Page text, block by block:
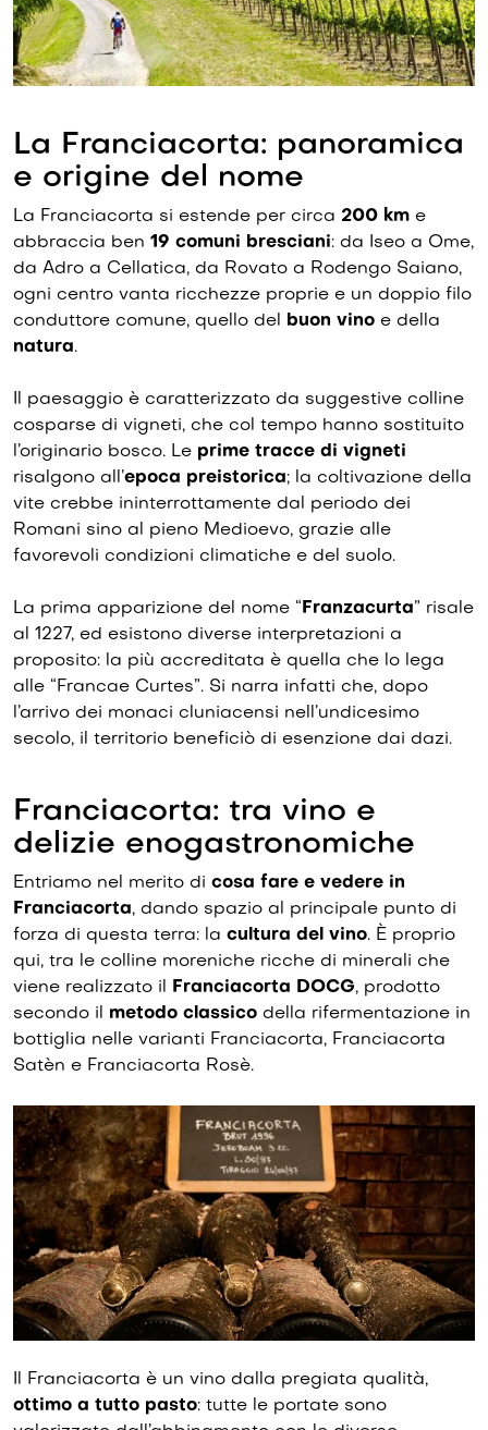
La Franciacorta: panoramica
e origine del nome
La Franciacorta si estende per circa 200 km e
abbraccia ben 19 comuni bresciani: da Iseo a Ome,
da Adro a Cellatica, da Rovato a Rodengo Saiano,
ogni centro vanta ricchezze proprie e un doppio filo
conduttore comune, quello del buon vino e della
natura.
Il paesaggio è caratterizzato da suggestive colline
cosparse di vigneti, che col tempo hanno sostituito
l’originario bosco. Le prime tracce di vigneti
risalgono all’epoca preistorica; la coltivazione della
vite crebbe ininterrottamente dal periodo dei
Romani sino al pieno Medioevo, grazie alle
favorevoli condizioni climatiche e del suolo.
La prima apparizione del nome “Franzacurta” risale
al 1227, ed esistono diverse interpretazioni a
proposito: la più accreditata è quella che lo lega
alle “Francae Curtes”. Si narra infatti che, dopo
l’arrivo dei monaci cluniacensi nell’undicesimo
secolo, il territorio beneficiò di esenzione dai dazi.
Franciacorta: tra vino e
delizie enogastronomiche
Entriamo nel merito di cosa fare e vedere in
Franciacorta, dando spazio al principale punto di
forza di questa terra: la cultura del vino. È proprio
qui, tra le colline moreniche ricche di minerali che
viene realizzato il Franciacorta DOCG, prodotto
secondo il metodo classico della rifermentazione in
bottiglia nelle varianti Franciacorta, Franciacorta
Satèn e Franciacorta Rosè.
Il Franciacorta è un vino dalla pregiata qualità,
ottimo a tutto pasto: tutte le portate sono